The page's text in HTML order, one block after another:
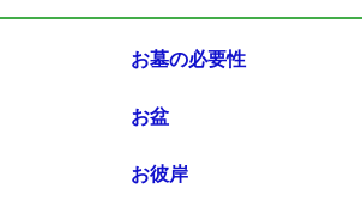
お墓の必要性
お盆
お彼岸